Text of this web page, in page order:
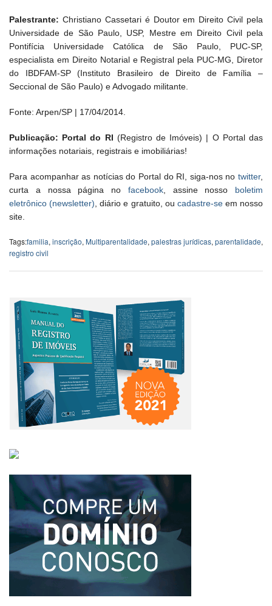
Palestrante: Christiano Cassetari é Doutor em Direito Civil pela
Universidade de São Paulo, USP, Mestre em Direito Civil pela
Pontifícia Universidade Católica de São Paulo, PUC-SP,
especialista em Direito Notarial e Registral pela PUC-MG, Diretor
do IBDFAM-SP (Instituto Brasileiro de Direito de Família –
Seccional de São Paulo) e Advogado militante.
Fonte: Arpen/SP | 17/04/2014.
Publicação: Portal do RI (Registro de Imóveis) | O Portal das
informações notariais, registrais e imobiliárias!
Para acompanhar as notícias do Portal do RI, siga-nos no twitter,
curta a nossa página no facebook, assine nosso boletim
eletrônico (newsletter) , diário e gratuito, ou cadastre-seem nosso
site.
Tags:familia, inscrição, Multiparentalidade, palestras jurídicas, parentalidade,
registro civil